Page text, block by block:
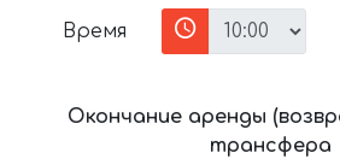
Время
Окончание аренды
трансфера